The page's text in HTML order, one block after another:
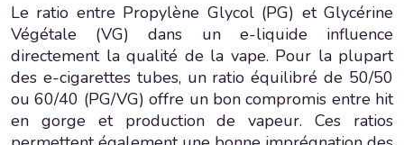
Le ratio entre Propylène Glycol (PG) et Glycérine
Végétale (VG) dans un e-liquide influence
directement la qualité de la vape. Pour la plupart
des e-cigarettes tubes, un ratio équilibré de 50/50
ou 60/40 (PG/VG) offre un bon compromis entre hit
en gorge et production de vapeur. Ces ratios